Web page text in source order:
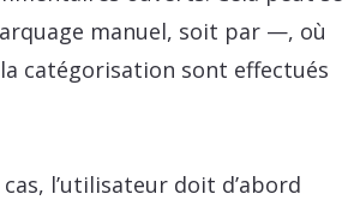
manuel, soit par —, où
catégorisation sont effectués
l’utilisateur doit d’abord